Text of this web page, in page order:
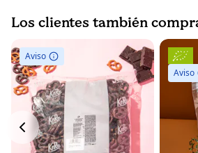
Los clientes también
Aviso
Aviso